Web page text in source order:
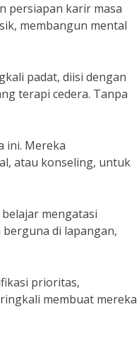
persiapan karir masa
membangun mental
padat, diisi dengan
terapi cedera. Tanpa
ini. Mereka
atau konseling, untuk
mengatasi
di lapangan,
prioritas,
membuat mereka